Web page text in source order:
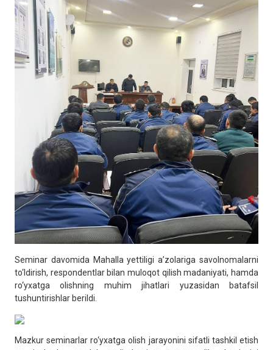
Seminar davomida Mahalla yettiligi a’zolariga savolnomalarni
to‘ldirish, respondentlar bilan muloqot qilish madaniyati, hamda
ro‘yxatga olishning muhim jihatlari yuzasidan batafsil
tushuntirishlar berildi.
Mazkur seminarlar ro‘yxatga olish jarayonini sifatli tashkil etish